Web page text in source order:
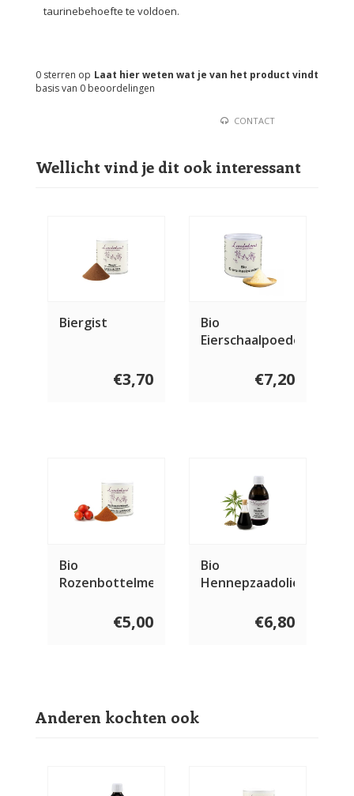
taurinebehoefte te voldoen.
Laat hier weten wat je van het product vindt
0 sterren op
basis van 0 beoordelingen
CONTACT
Wellicht vind je dit ook interessant
Biergist
€3,70
Bio
Eierschaalpoeder
€7,20
Bio
Rozenbottelmeel
€5,00
Bio
Hennepzaadolie
€6,80
Anderen kochten ook